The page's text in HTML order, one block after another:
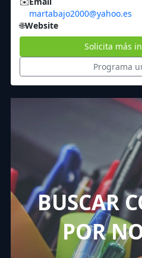
martabajo2000@yahoo.es
🌐Website
Solicita más
Programa
BUSCAR
POR